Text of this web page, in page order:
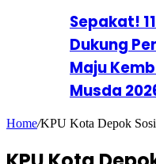
Sepakat!
Dukung
Maju
Musda
Home/KPU Kota Depok